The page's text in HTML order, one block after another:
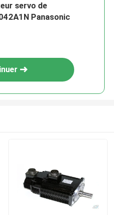
servo de
Panasonic